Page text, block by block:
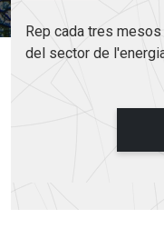
Rep cada tres
del sector de